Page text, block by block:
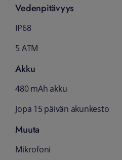
Vedenpitävyys
IP68
5 ATM
Akku
480 mAh akku
Jopa 15 päivän akunkesto
Muuta
Mikrofoni